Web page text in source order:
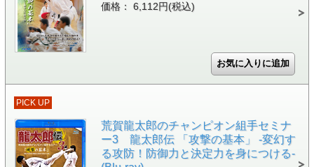
価格： 6,112円(税込)
PICK UP
荒賀龍太郎のチャンピオン組手セミナ
ー3 龍太郎伝 「攻撃の基本」 -変幻す
る攻防！防御力と決定力を身につける-